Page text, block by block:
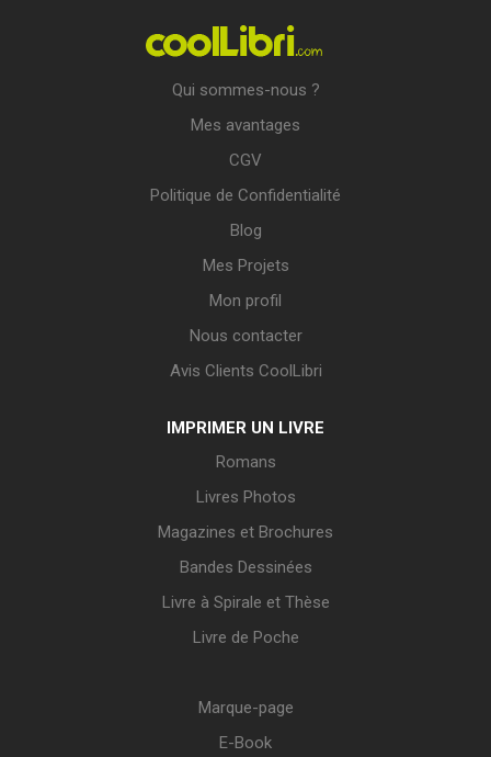
Qui sommes-nous ?
Mes avantages
CGV
Politique de Confidentialité
Blog
Mes Projets
Mon profil
Nous contacter
Avis Clients CoolLibri
IMPRIMER UN LIVRE
Romans
Livres Photos
Magazines et Brochures
Bandes Dessinées
Livre à Spirale et Thèse
Livre de Poche
Marque-page
E-Book